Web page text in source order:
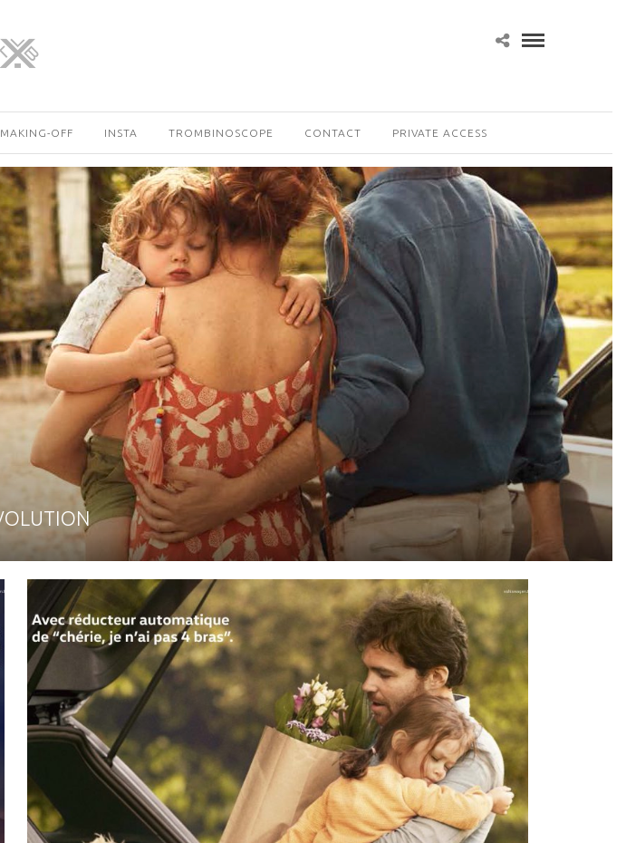
MAKING-OFF INSTA TROMBINOSCOPE CONTACT PRIVATE ACCESS